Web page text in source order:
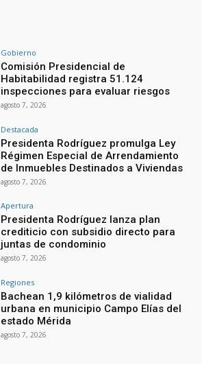
Gobierno
Comisión Presidencial de
Habitabilidad registra 51.124
inspecciones para evaluar riesgos
agosto 7, 2026
Destacada
Presidenta Rodríguez promulga Ley
Régimen Especial de Arrendamiento
de Inmuebles Destinados a Viviendas
agosto 7, 2026
Apertura
Presidenta Rodríguez lanza plan
crediticio con subsidio directo para
juntas de condominio
agosto 7, 2026
Regiones
Bachean 1,9 kilómetros de vialidad
urbana en municipio Campo Elías del
estado Mérida
agosto 7, 2026